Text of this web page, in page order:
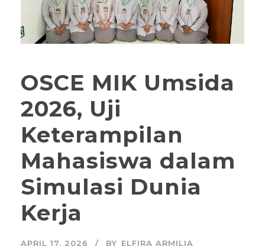
OSCE MIK Umsida
2026, Uji
Keterampilan
Mahasiswa dalam
Simulasi Dunia
Kerja
APRIL 17, 2026 BY ELFIRA ARMILIA